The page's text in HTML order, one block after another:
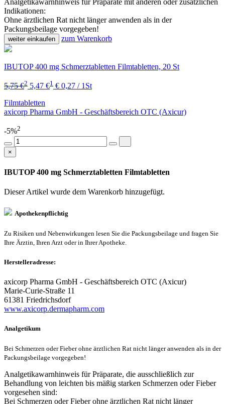
Indikationen:
Ohne ärztlichen Rat nicht länger anwenden als in der
Packungsbeilage vorgegeben!
weiter einkaufen zum Warenkorb
IBUTOP 400 mg Schmerztabletten Filmtabletten, 20 St
5,75 €2 5,47 €1 € 0,27 / 1St
Filmtabletten
axicorp Pharma GmbH - Geschäftsbereich OTC (Axicur)
-5%2
×
IBUTOP 400 mg Schmerztabletten Filmtabletten
Dieser Artikel wurde dem Warenkorb hinzugefügt.
Apothekenpflichtig
Zu Risiken und Nebenwirkungen lesen Sie die Packungsbeilage und fragen Sie
Ihre Ärztin, Ihren Arzt oder in Ihrer Apotheke.
Herstelleradresse:
axicorp Pharma GmbH - Geschäftsbereich OTC (Axicur)
Marie-Curie-Straße 11
61381 Friedrichsdorf
www.axicorp.dermapharm.com
Analgetikum
Bei Schmerzen oder Fieber ohne ärztlichen Rat nicht länger anwenden als in der
Packungsbeilage vorgegeben!
Analgetikawarnhinweis für Präparate, die ausschließlich zur
Behandlung von leichten bis mäßig starken Schmerzen oder Fieber
vorgesehen sind:
Bei Schmerzen oder Fieber ohne ärztlichen Rat nicht länger